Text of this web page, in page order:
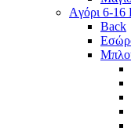
Aγόρι 6-16
Back